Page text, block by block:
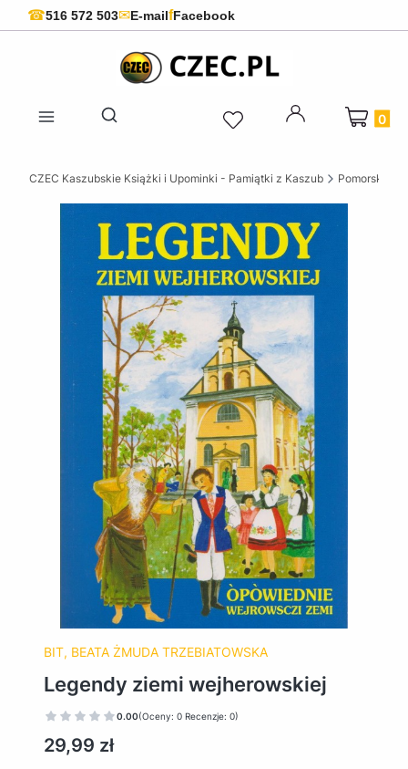
☎516 572 503✉E-mailfFacebook
Otwórz wyszukiwarkę
Produkty
CZEC Kaszubskie Książki i Upominki - Pamiątki z Kaszub Pomorskie
BIT, BEATA ŻMUDA TRZEBIATOWSKA
Legendy ziemi wejherowskiej
0.00(Oceny: 0 Recenzje: 0)
Cena
29,99 zł